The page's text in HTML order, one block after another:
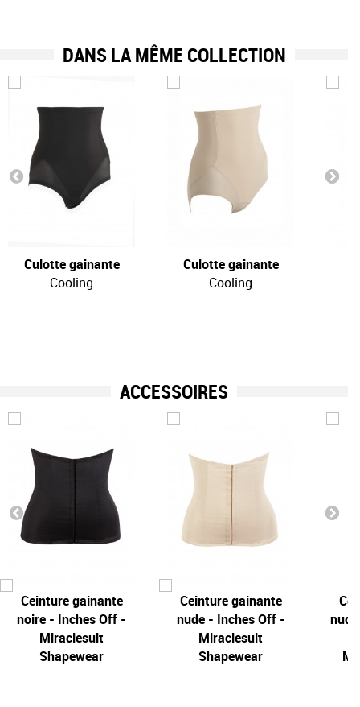
DANS LA MÊME COLLECTION
Culotte gainante
Cooling
Culotte gainante
Cooling
ACCESSOIRES
Ceinture gainante
noire - Inches Off -
Miraclesuit
Shapewear
Ceinture gainante
nude - Inches Off -
Miraclesuit
Shapewear